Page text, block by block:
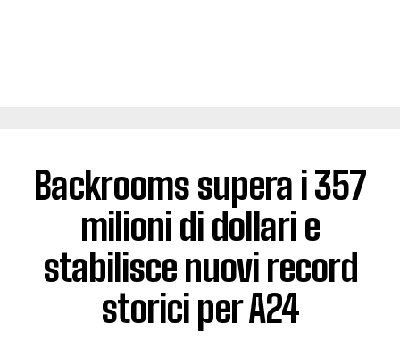
Backrooms supera i 357
milioni di dollari e
stabilisce nuovi record
storici per A24